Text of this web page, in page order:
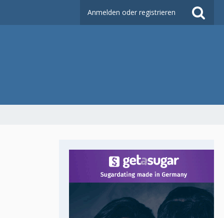
Anmelden oder registrieren